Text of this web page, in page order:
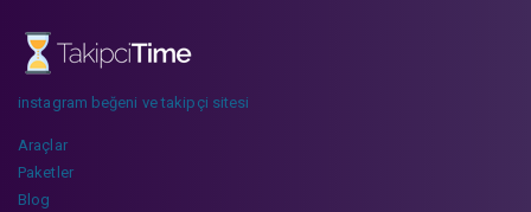
instagram beğeni ve takipçi sitesi
Araçlar
Paketler
Blog